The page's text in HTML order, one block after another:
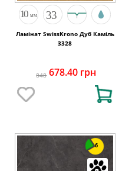
Ламінат SwissKrono Дуб Каміль
3328
848 678.40 грн
6